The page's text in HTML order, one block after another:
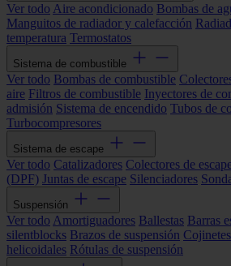
Ver todo Aire acondicionado Bombas de
Manguitos de radiador y calefacción
temperatura Termostatos
Sistema de combustible
Ver todo Bombas de combustible
aire Filtros de combustible Inyectores de
admisión Sistema de encendido Tubos de
Turbocompresores
Sistema de escape
Ver todo Catalizadores Colectores de
(DPF) Juntas de escape Silenciadores
Suspensión
Ver todo Amortiguadores Ballestas Barras
silentblocks Brazos de suspensión
helicoidales Rótulas de suspensión